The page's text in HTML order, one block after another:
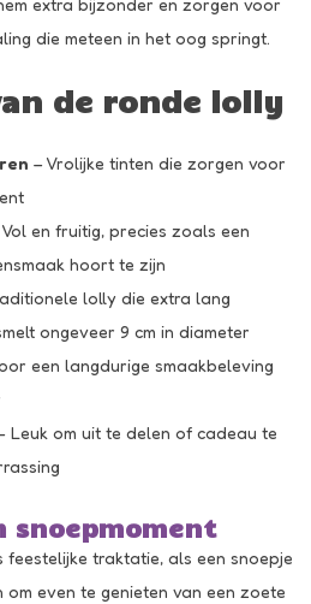
extra bijzonder en zorgen voor
die meteen in het oog springt.
de ronde lolly
– Vrolijke tinten die zorgen voor
Vol en fruitig, precies zoals een
hoort te zijn
lolly die extra lang
ongeveer 9 cm in diameter
een langdurige smaakbeleving
Leuk om uit te delen of cadeau te
snoepmoment
traktatie, als een snoepje
even te genieten van een zoete